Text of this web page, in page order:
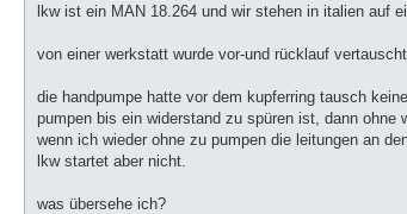
lkw ist ein MAN 18.264 und wir stehen in italien auf
von einer werkstatt wurde vor-und rücklauf
die handpumpe hatte vor dem kupferring tausch
pumpen bis ein widerstand zu spüren ist, dann ohne
wenn ich wieder ohne zu pumpen die leitungen an
lkw startet aber nicht.
was übersehe ich?